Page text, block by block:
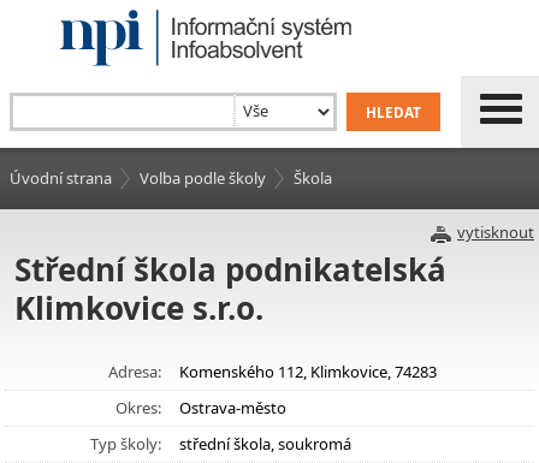
Úvodní strana Volba podle školy Škola
vytisknout
Střední škola podnikatelská
Klimkovice s.r.o.
Adresa:
Komenského 112, Klimkovice, 74283
Okres:
Ostrava-město
Typ školy:
střední škola, soukromá